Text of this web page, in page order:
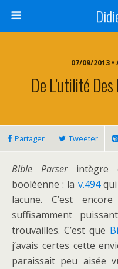
07/09/2013
De L’utilité
Partager Tweeter
Bible Parserintègre
booléenne : la v.494qui
lacune. C’est
suffisamment
trouvailles. C’est que
j’avais certes cette
paraissait peu aisée